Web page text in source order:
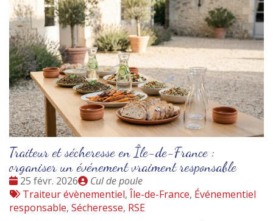
Traiteur et sécheresse en Île-de-France :
organiser un événement vraiment responsable
Date
:
25 févr. 2026
Publié
par
Cul de poule
Tags
:
Traiteur évènementiel, Île-de-France, Événementiel
responsable, Sécheresse, RSE